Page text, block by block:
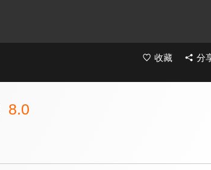
收藏 分
8.0